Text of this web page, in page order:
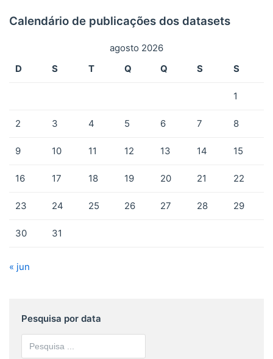
Calendário de publicações dos datasets
agosto 2026
D
S T Q Q S S
1
2 3 4 5 6 7 8
9 10 11 12 13 14 15
16 17 18 19 20 21 22
23 24 25 26 27 28 29
30 31
« jun
Pesquisa por data